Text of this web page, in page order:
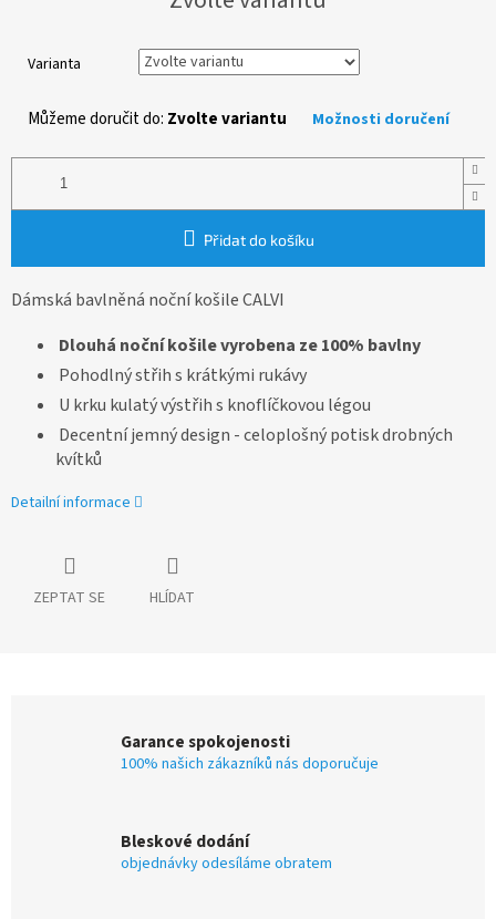
Varianta
Můžeme doručit do: Zvolte variantu Možnosti doručení
Přidat do košíku
Dámská bavlněná noční košile CALVI
Dlouhá noční košile vyrobena ze 100% bavlny
Pohodlný střih s krátkými rukávy
U krku kulatý výstřih s knoflíčkovou légou
Decentní jemný design - celoplošný potisk drobných
kvítků
Detailní informace
ZEPTAT SE HLÍDAT
Garance spokojenosti
100% našich zákazníků nás doporučuje
Bleskové dodání
objednávky odesíláme obratem